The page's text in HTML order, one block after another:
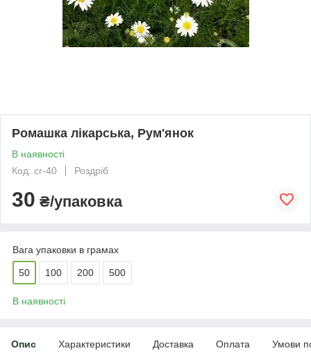
Ромашка лікарська, Рум'янок
В наявності
Код: cr-40
Роздріб
30 ₴/упаковка
Вага упаковки в грамах
50 100 200 500
В наявності
Опис Характеристики Доставка Оплата Умови